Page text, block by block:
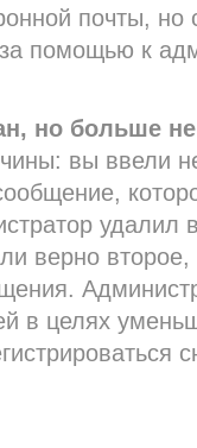
почты, но
помощью к
но больше
вы ввели
удалил
верно
в целях